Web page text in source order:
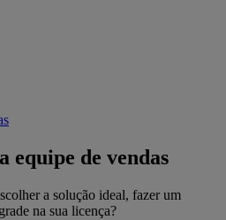
equipe de vendas
a solução ideal, fazer um
na sua licença?